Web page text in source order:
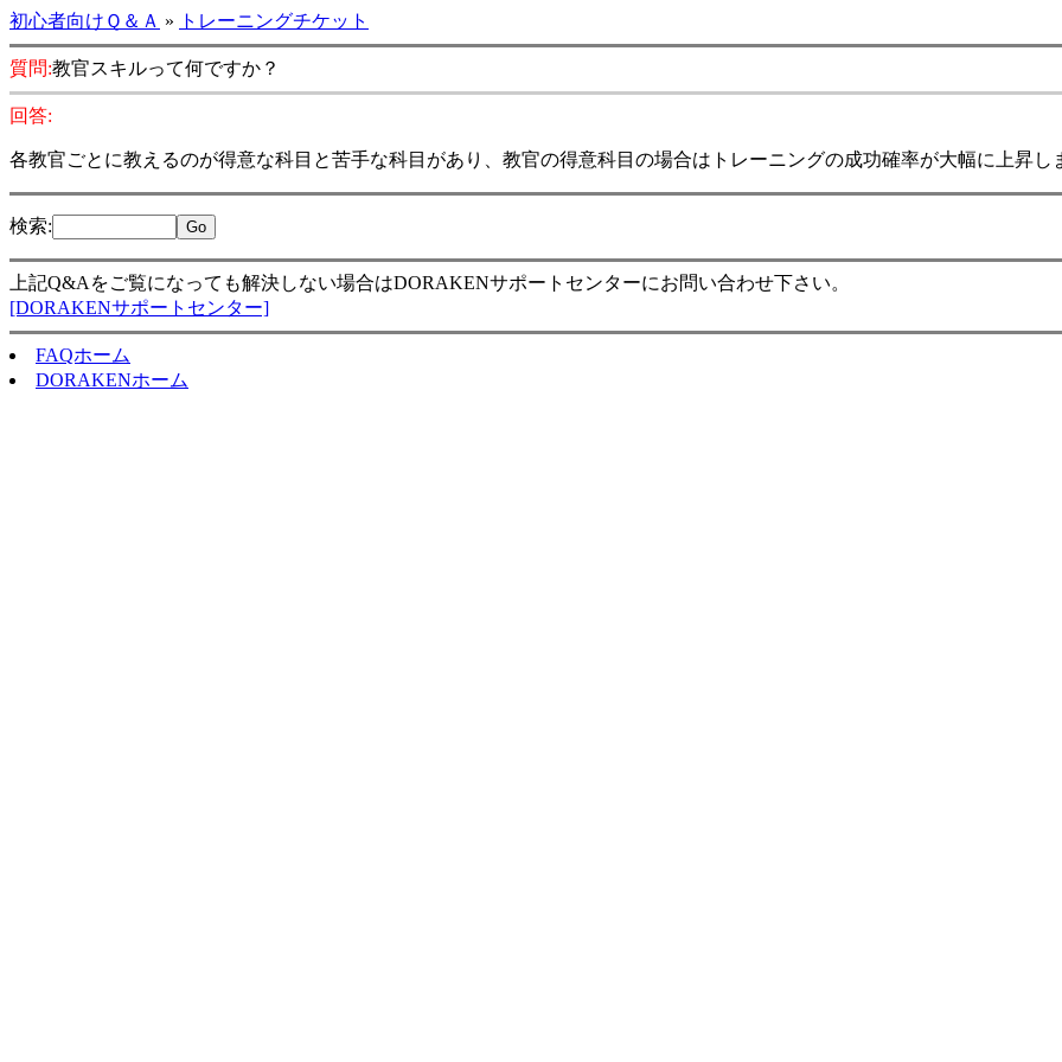
初心者向けＱ＆Ａ » トレーニングチケット
質問:教官スキルって何ですか？
回答:
各教官ごとに教えるのが得意な科目と苦手な科目があり、教官の得意科目の場合はトレーニングの成功確率が大幅に上昇し
検索:
上記Q&Aをご覧になっても解決しない場合はDORAKENサポートセンターにお問い合わせ下さい。
[DORAKENサポートセンター]
FAQホーム
DORAKENホーム